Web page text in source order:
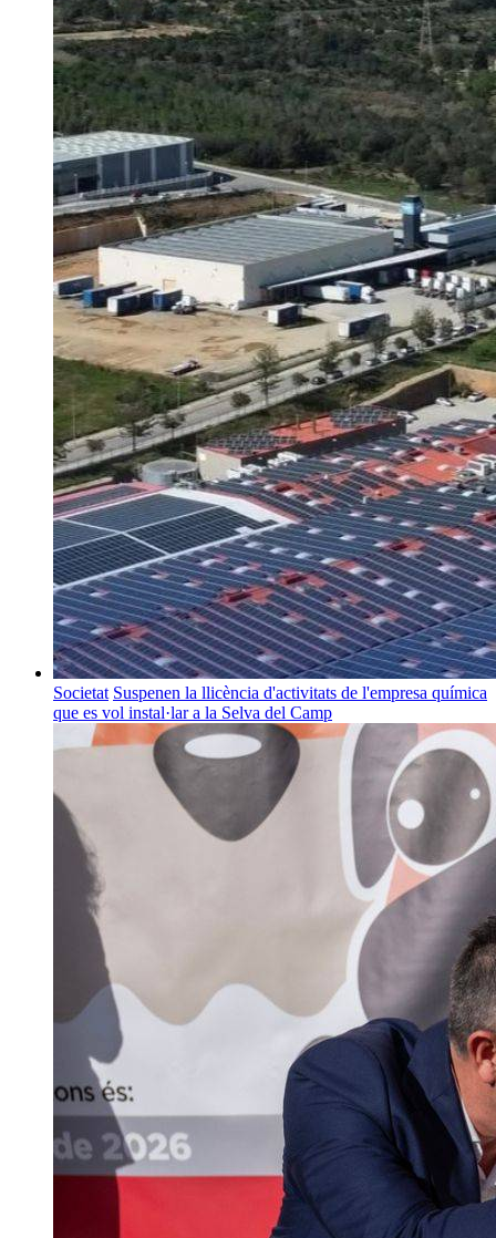
Societat Suspenen la llicència d'activitats de l'empresa química
que es vol instal·lar a la Selva del Camp